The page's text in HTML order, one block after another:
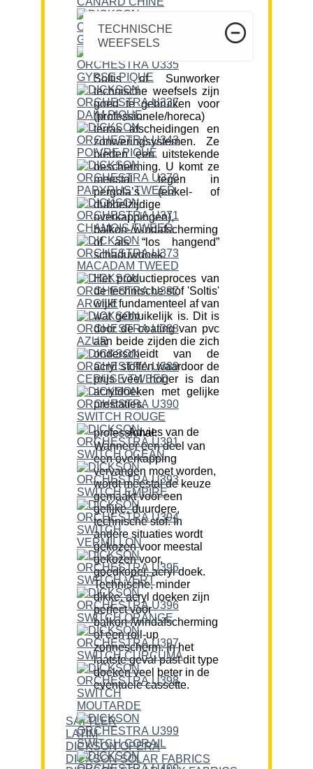
TECHNISCHE
WEEFSELS
Soltis of Sunworker
technische weefsels zijn
goed te gebruiken voor
(professionele/horeca)
terras afscheidingen en
zonweringsystemen. Ze
bieden een uitstekende
bescherming. U komt ze
meestal tegen in
pergola’s (enkel- of
dubbelzijdige
overkappingen),
balkon-/windafscherming
of als “los hangend”
schaduwdoek.
Het productieproces van
de technische stof 'Soltis'
wijkt fundamenteel af van
wat gebruikelijk is. Dit is
door de coating van pvc
aan beide zijden die zich
onderscheidt van de
acryl stoffen waardoor de
prijs veel hoger is dan
acryldoeken met gelijke
prestaties.
Advies van de professional:
Wanneer een deel van
een overkapping
vervangen moet worden,
wordt meestal de keuze
gemaakt voor een
gelijke, duurdere,
technische stof. In
andere situaties wordt
gekozen voor meestal
gekozen voor,
goedkoper, acryl doek.
Technische, minder
dikke, acryl doeken zijn
perfect voor
balkon-/windafscherming
of een roll-up
zonnescherm. In het
laatste geval past dit type
doeken veel beter in de
eventuele cassette.
SATTLER
LATIM
DICKSON OPERA
DICKSON SOLAR FABRICS